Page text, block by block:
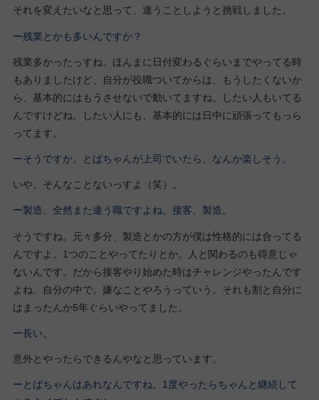
それを変えたいなと思って、違うことしようと挑戦しました。
ー残業とかも多いんですか？
残業多かったっすね。ほんまに日付変わるぐらいまでやってる時
もありましたけど、自分が役職ついてからは、もうしたくないか
ら、基本的にはもうさせないで動いてますね。したい人もいてる
んですけどね。したい人にも、基本的には日中に頑張ってもっら
ってます。
ーそうですか。とばちゃんが上司でいたら、なんか楽しそう。
いや、そんなことないっすよ（笑）。
ー製造、全然また違う職ですよね。接客、製造。
そうですね。元々多分、製造とかの方が僕は性格的には合ってる
んですよ。1つのことやってたりとか。人と関わるのも得意じゃ
ないんです。だから接客やり始めた時はチャレンジやったんです
よね、自分の中で。嫌なことやろうっていう。それも割と自分に
はまったんか5年ぐらいやってました。
ー長い。
意外とやったらできるんやなと思っています。
ーとばちゃんはあれなんですね。1度やったらちゃんと継続して